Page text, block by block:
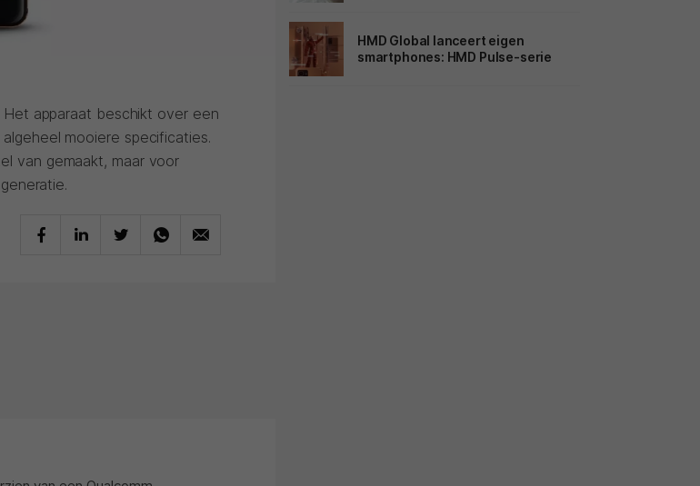
apparaat beschikt over een
mooiere specificaties.
van gemaakt, maar voor
HMD Global lanceert eigen
smartphones: HMD Pulse-serie